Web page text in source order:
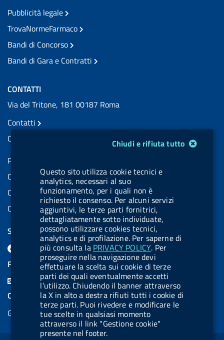
Chiudi e rifiuta tutto
Questo sito utilizza cookie tecnici e
analytics, necessari al suo
funzionamento, per i quali non è
richiesto il consenso. Per alcuni servizi
aggiuntivi, le terze parti fornitrici,
dettagliatamente sotto individuate,
possono utilizzare cookies tecnici,
analytics e di profilazione. Per saperne di
più consulta la PRIVACY POLICY. Per
proseguire nella navigazione devi
effettuare la scelta sui cookie di terze
parti dei quali eventualmente accetti
l’utilizzo. Chiudendo il banner attraverso
la X in alto a destra rifiuti tutti i cookie di
terze parti. Puoi rivedere e modificare le
tue scelte in qualsiasi momento
attraverso il link "Gestione cookie"
presente nel footer.
Pubblicità legale
TrovaNormeFarmaco
Bandi di Concorso
Bandi di Gara e Contratti
CONTATTI
Via del Tritone, 181 00187 Roma
Contatti
Contatti PEC
Partita IVA: 08703841000
Codice Fiscale: 97345810580
Codice IPA AIFA: aifa_rm
Codice IPA UCB: UFE1TR
SEGUICI SU
l
a
b
e
l
.
b
X
B
l
u
e
s
k
y
Y
o
u
t
u
b
e
l
a
b
e
l
.
b
FEED RSS
COOKIES
Gestione cookie